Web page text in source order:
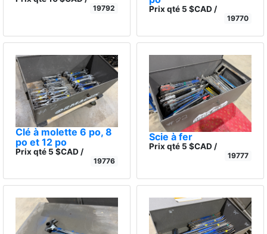
19792 Prix qté 5 $CAD /
19770
Clé à molette 6 po, 8
po et 12 po
Prix qté 5 $CAD /
19776
Scie à fer
Prix qté 5 $CAD /
19777